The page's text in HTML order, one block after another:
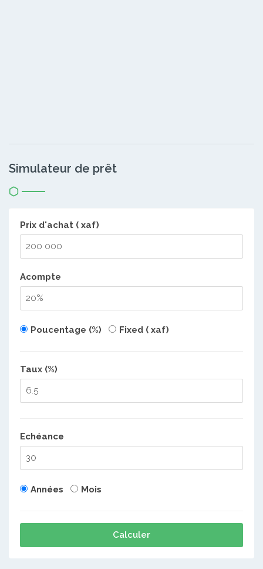
Simulateur de prêt
Prix d'achat ( xaf)
Acompte
Poucentage (%) Fixed ( xaf)
Taux (%)
Echéance
Années Mois
Calculer